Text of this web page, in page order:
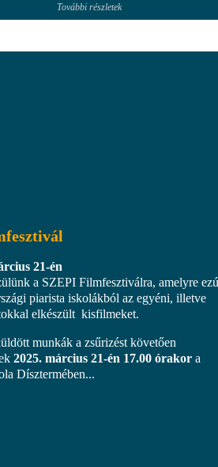
További részletek
21-én
a SZEPI Filmfesztiválra, amelyre
piarista iskolákból az egyéni, illetve
elkészült kisfilmeket.
munkák a zsűrizést követően
2025. március 21-én 17.00 órakor a
Dísztermében...